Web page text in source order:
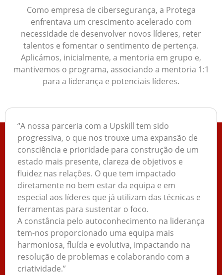
Como empresa de cibersegurança, a Protega
enfrentava um crescimento acelerado com
necessidade de desenvolver novos líderes, reter
talentos e fomentar o sentimento de pertença.
Aplicámos, inicialmente, a mentoria em grupo e,
mantivemos o programa, associando a mentoria 1:1
para a liderança e potenciais líderes.
“A nossa parceria com a Upskill tem sido
progressiva, o que nos trouxe uma expansão de
consciência e prioridade para construção de um
estado mais presente, clareza de objetivos e
fluidez nas relações. O que tem impactado
diretamente no bem estar da equipa e em
especial aos líderes que já utilizam das técnicas e
ferramentas para sustentar o foco.
A constância pelo autoconhecimento na liderança
tem-nos proporcionado uma equipa mais
harmoniosa, fluída e evolutiva, impactando na
resolução de problemas e colaborando com a
criatividade.”